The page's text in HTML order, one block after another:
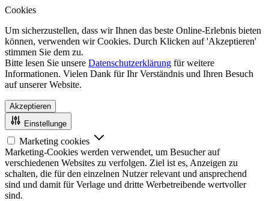
Cookies
Um sicherzustellen, dass wir Ihnen das beste Online-Erlebnis bieten
können, verwenden wir Cookies. Durch Klicken auf 'Akzeptieren'
stimmen Sie dem zu.
Bitte lesen Sie unsere Datenschutzerklärung für weitere
Informationen. Vielen Dank für Ihr Verständnis und Ihren Besuch
auf unserer Website.
Akzeptieren
Einstellunge
Marketing cookies
Marketing-Cookies werden verwendet, um Besucher auf
verschiedenen Websites zu verfolgen. Ziel ist es, Anzeigen zu
schalten, die für den einzelnen Nutzer relevant und ansprechend
sind und damit für Verlage und dritte Werbetreibende wertvoller
sind.